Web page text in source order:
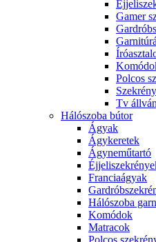
Gamer
Polcos
Tv
Hálószoba bútor
Ágyak
Ágykeretek
Ágyneműtartó
Franciaágyak
Hálószoba
Komódok
Matracok